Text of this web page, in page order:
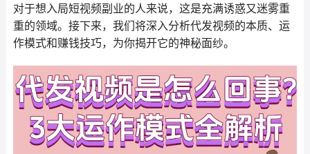
对于想入局短视频副业的人来说，这是充满诱惑又迷雾重
重的领域。接下来，我们将深入分析代发视频的本质、运
作模式和赚钱技巧，为你揭开它的神秘面纱。